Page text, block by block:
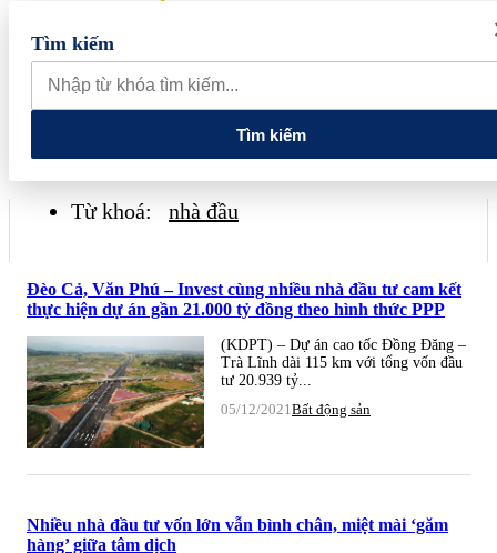
công nghệ, sản phẩm công nghệ chiến lược
đãi "Giao dịch dễ dàng, nhận quà kiệt tác", tặng khách hàng đặc
quyền trải nghiệm Van Gogh Timeless
xuất làm Dự án hầm đường bộ Tam Đảo 5.800 tỷ
Tìm kiếm
Tìm kiếm
Từ khoá: nhà đầu
Đèo Cả, Văn Phú – Invest cùng nhiều nhà đầu tư cam kết
thực hiện dự án gần 21.000 tỷ đồng theo hình thức PPP
(KDPT) – Dự án cao tốc Đồng Đăng –
Trà Lĩnh dài 115 km với tổng vốn đầu
tư 20.939 tỷ...
05/12/2021Bất động sản
Nhiều nhà đầu tư vốn lớn vẫn bình chân, miệt mài ‘găm
hàng’ giữa tâm dịch